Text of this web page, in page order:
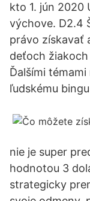
kto 1. jún 2020
výchove. D2.4
právo získavať
deťoch
Ďalšími
ľudskému
nie je super
hodnotou 3
strategicky